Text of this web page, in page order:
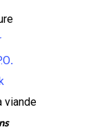
.
viande